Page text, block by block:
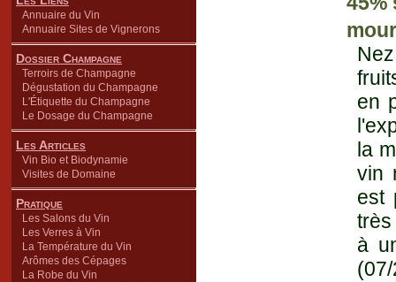
Annuaire du Vin
Annuaire Sites de Vignerons
Dossier Champagne
Terroirs de Champagne
Dégustation du Champagne
L'Étiquette du Champagne
Le Dosage du Champagne
Les Articles
Vin Bio et Biodynamie
Visites de Domaine
Pratique
Les Salons du Vin
Les Verres à Vin
La Température du Vin
Arômes des Cépages
La Robe du Vin
en
la
vin
est
à